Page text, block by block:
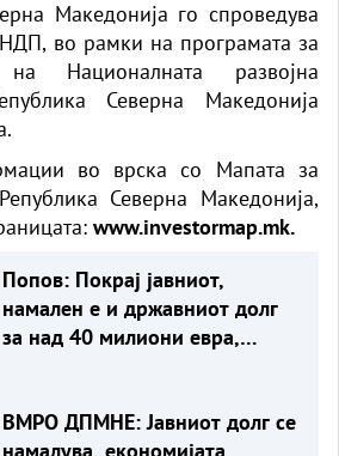
Македонија го спроведува
во рамки на програмата за
на Националната развојна
Северна Македонија
во врска со Мапата за
Северна Македонија,
www.investormap.mk.
Попов: Покрај јавниот,
намален е и државниот долг
за над 40 милиони евра,
ВМРО ДПМНЕ: Јавниот долг се
намалува, економијата